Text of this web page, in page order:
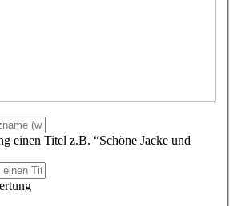
einen Titel z.B. “Schöne Jacke und